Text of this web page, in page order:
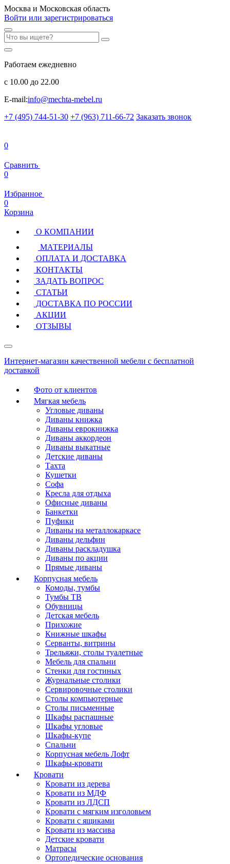
Москва и Московская область
Войти или зарегистрироваться
Работаем ежедневно
с 10.00 до 22.00
E-mail:info@mechta-mebel.ru
+7 (495) 744-51-30 +7 (963) 711-66-72 Заказать звонок
0
Сравнить
0
Избранное
0
Корзина
О КОМПАНИИ
МАТЕРИАЛЫ
ОПЛАТА И ДОСТАВКА
КОНТАКТЫ
ЗАДАТЬ ВОПРОС
СТАТЬИ
ДОСТАВКА ПО РОССИИ
АКЦИИ
ОТЗЫВЫ
Интернет-магазин качественной мебели с бесплатной
доставкой
Фото от клиентов
Мягкая мебель
Угловые диваны
Диваны книжка
Диваны еврокнижка
Диваны аккордеон
Диваны выкатные
Детские диваны
Тахта
Кушетки
Софа
Кресла для отдыха
Офисные диваны
Банкетки
Пуфики
Диваны на металлокаркасе
Диваны дельфин
Диваны раскладушка
Диваны по акции
Прямые диваны
Корпусная мебель
Комоды, тумбы
Тумбы ТВ
Обувницы
Детская мебель
Прихожие
Книжные шкафы
Серванты, витрины
Трельяжи, столы туалетные
Мебель для спальни
Стенки для гостиных
Журнальные столики
Сервировочные столики
Столы компьютерные
Столы письменные
Шкафы распашные
Шкафы угловые
Шкафы-купе
Спальни
Корпусная мебель Лофт
Шкафы-кровати
Кровати
Кровати из дерева
Кровати из МДФ
Кровати из ЛДСП
Кровати с мягким изголовьем
Кровати с ящиками
Кровати из массива
Детские кровати
Матрасы
Ортопедические основания